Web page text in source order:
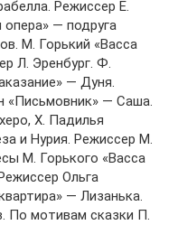
Режиссер Е.
опера» — подруга
М. Горький «Васса
Л. Эренбург. Ф.
— Дуня.
«Письмовник» — Саша.
Х. Падилья
и Нурия. Режиссер М.
М. Горького «Васса
Ольга
— Лизанька.
По мотивам сказки П.